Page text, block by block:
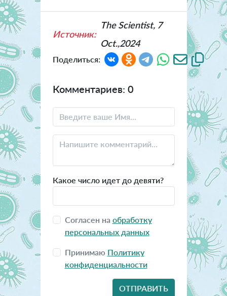
Источник:
The Scientist, 7
Oct.,2024
Поделиться:
Комментариев: 0
Какое число идет до девяти?
Согласен на обработку
персональных данных
Принимаю Политику
конфиденциальности